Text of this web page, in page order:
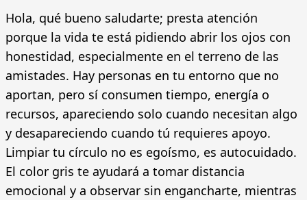
Hola, qué bueno saludarte; presta atención
porque la vida te está pidiendo abrir los ojos con
honestidad, especialmente en el terreno de las
amistades. Hay personas en tu entorno que no
aportan, pero sí consumen tiempo, energía o
recursos, apareciendo solo cuando necesitan algo
y desapareciendo cuando tú requieres apoyo.
Limpiar tu círculo no es egoísmo, es autocuidado.
El color gris te ayudará a tomar distancia
emocional y a observar sin engancharte, mientras